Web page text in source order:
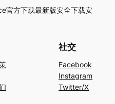
官方下载最新版安全下载安
社交
Facebook
Instagram
Twitter/X